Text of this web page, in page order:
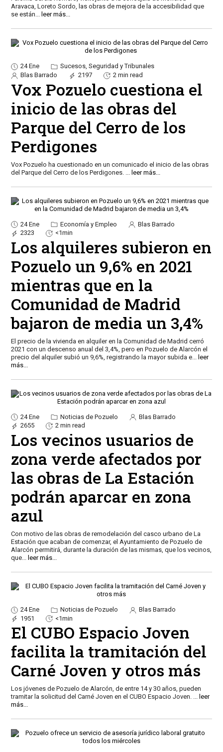
Aravaca, Loreto Sordo, las obras de mejora de la accesibilidad que
se están... leer más...
24 Ene
Sucesos, Seguridad y Tribunales
Blas Barrado
2197 2 min read
Vox Pozuelo cuestiona el
inicio de las obras del
Parque del Cerro de los
Perdigones
Vox Pozuelo ha cuestionado en un comunicado el inicio de las obras
del Parque del Cerro de los Perdigones.
leer más...
24 Ene Economía y Empleo
Blas Barrado
2323
<1min
Los alquileres subieron en
Pozuelo un 9,6% en 2021
mientras que en la
Comunidad de Madrid
bajaron de media un 3,4%
El precio de la vivienda en alquiler en la Comunidad de Madrid cerró
2021 con un descenso anual del 3,4%, pero en Pozuelo de Alarcón el
precio del alquiler subió un 9,6%, registrando la mayor subida e...
leer
más...
24 Ene Noticias de Pozuelo
Blas Barrado
2655
2 min read
Los vecinos usuarios de
zona verde afectados por
las obras de La Estación
podrán aparcar en zona
azul
Con motivo de las obras de remodelación del casco urbano de La
Estación que acaban de comenzar, el Ayuntamiento de Pozuelo de
Alarcón permitirá, durante la duración de las mismas, que los vecinos,
que... leer más...
24 Ene Noticias de Pozuelo
Blas Barrado
1951
<1min
El CUBO Espacio Joven
facilita la tramitación del
Carné Joven y otros más
Los jóvenes de Pozuelo de Alarcón, de entre 14 y 30 años, pueden
tramitar la solicitud del Carné Joven en el CUBO Espacio Joven. ... leer
más...